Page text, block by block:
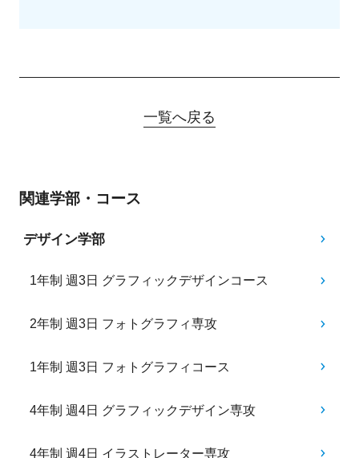
一覧へ戻る
関連学部・コース
デザイン学部
1年制 週3日 グラフィックデザインコース
2年制 週3日 フォトグラフィ専攻
1年制 週3日 フォトグラフィコース
4年制 週4日 グラフィックデザイン専攻
4年制 週4日 イラストレーター専攻